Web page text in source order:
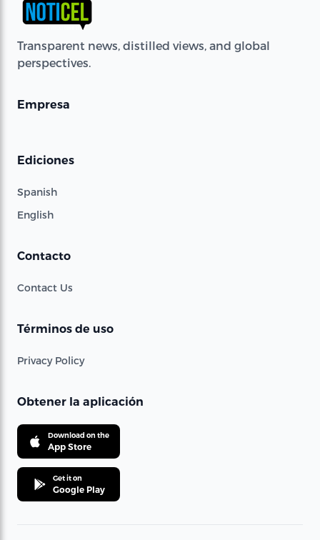
Transparent news, distilled views, and global
perspectives.
Empresa
Ediciones
Spanish
English
Contacto
Contact Us
Términos de uso
Privacy Policy
Obtener la aplicación
Download on the
App Store
Get it on
Google Play